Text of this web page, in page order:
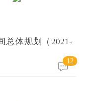
总体规划（2021-
12